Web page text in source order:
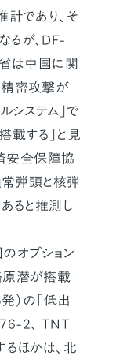
計であり、そ
るが、DF-
は中国に関
精密攻撃が
システム」で
載する」と見
安全保障協
常弾頭と核弾
ると推測し
オプション
原潜が搭載
）の「低出
2、 TNT
るほかは、北